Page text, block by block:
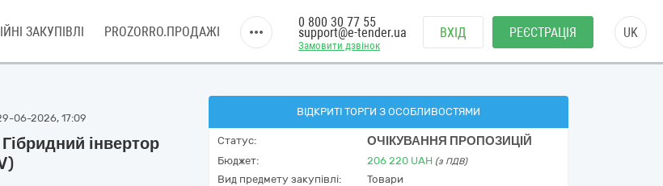
ЗАКУПІВЛІ PROZORRO.ПРОДАЖІ
Замовити дзвінок
0 800 30 77 55
support@e-tender.ua ВХІД РЕЄСТРАЦІЯ UK
06-2026, 17:09
інвертор
ВІДКРИТІ ТОРГИ З ОСОБЛИВОСТЯМИ
Статус: ОЧІКУВАННЯ ПРОПОЗИЦІЙ
Бюджет: 206 220 UAH (з ПДВ)
Вид предмету закупівлі:
Товари